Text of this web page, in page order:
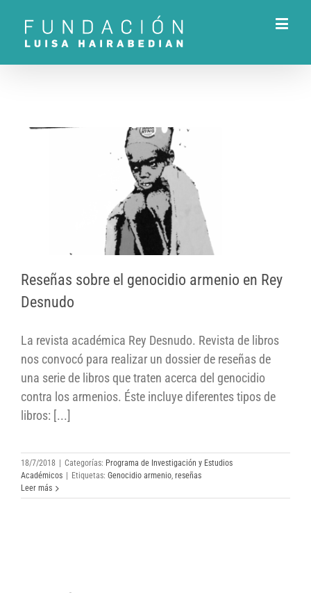
armenio en Rey Desnudo
Reseñas sobre el genocidio armenio en Rey
Desnudo
La revista académica Rey Desnudo. Revista de libros
nos convocó para realizar un dossier de reseñas de
una serie de libros que traten acerca del genocidio
contra los armenios. Éste incluye diferentes tipos de
libros: [...]
18/7/2018 | Categorías: Programa de Investigación y Estudios
Académicos | Etiquetas: Genocidio armenio reseñas
Leer más